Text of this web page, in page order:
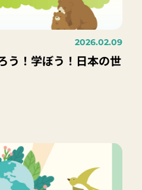
2026.02.09
う！学ぼう！日本の世